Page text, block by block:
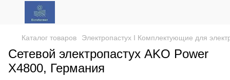
Каталог товаров Электропастух І Комплектующие для
Сетевой электропастух AKO Power
X4800, Германия